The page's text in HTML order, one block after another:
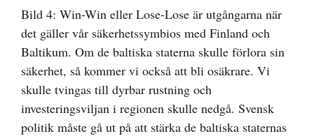
Bild 4: Win-Win eller Lose-Lose är utgångarna när
det gäller vår säkerhetssymbios med Finland och
Baltikum. Om de baltiska staterna skulle förlora sin
säkerhet, så kommer vi också att bli osäkrare. Vi
skulle tvingas till dyrbar rustning och
investeringsviljan i regionen skulle nedgå. Svensk
politik måste gå ut på att stärka de baltiska staternas